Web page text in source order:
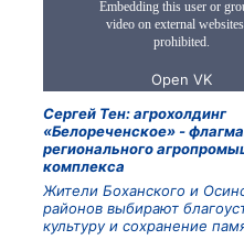
Сергей Тен: агрохолдинг
«Белореченское» -
регионального
комплекса
Жители Боханского и
районов выбирают
культуру и сохранение